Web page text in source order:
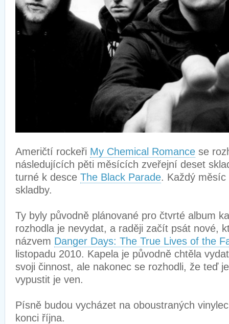
Američtí rockeři My Chemical Romance se
následujících pěti měsících zveřejní deset
turné k desce The Black Parade. Každý
skladby.
Ty byly původně plánované pro čtvrté album
rozhodla je nevydat, a raději začít psát nové,
názvem Danger Days: The True Lives of the
listopadu 2010. Kapela je původně chtěla
svoji činnost, ale nakonec se rozhodli, že teď
vypustit je ven.
Písně budou vycházet na oboustraných
konci října.